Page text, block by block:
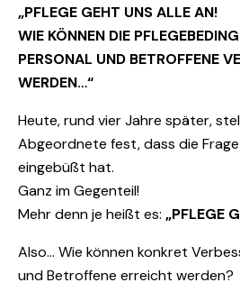
„PFLEGE GEHT UNS ALLE AN!
WIE KÖNNEN DIE
PERSONAL UND BETROFFENE
WERDEN…“
Heute, rund vier Jahre später,
Abgeordnete fest, dass die
eingebüßt hat.
Ganz im Gegenteil!
Mehr denn je heißt es: „PFLEGE
Also… Wie können konkret
und Betroffene erreicht werden?